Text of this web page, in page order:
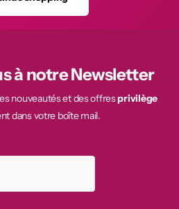
à notre Newsletter
nouveautés et des offresprivilège
dans votre boîte mail.